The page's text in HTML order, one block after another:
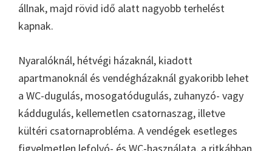
állnak, majd rövid idő alatt nagyobb terhelést
kapnak.
Nyaralóknál, hétvégi házaknál, kiadott
apartmanoknál és vendégházaknál gyakoribb lehet
a WC-dugulás, mosogatódugulás, zuhanyzó- vagy
káddugulás, kellemetlen csatornaszag, illetve
kültéri csatornaprobléma. A vendégek esetleges
figyelmetlen lefolyó- és WC-használata, a ritkábban